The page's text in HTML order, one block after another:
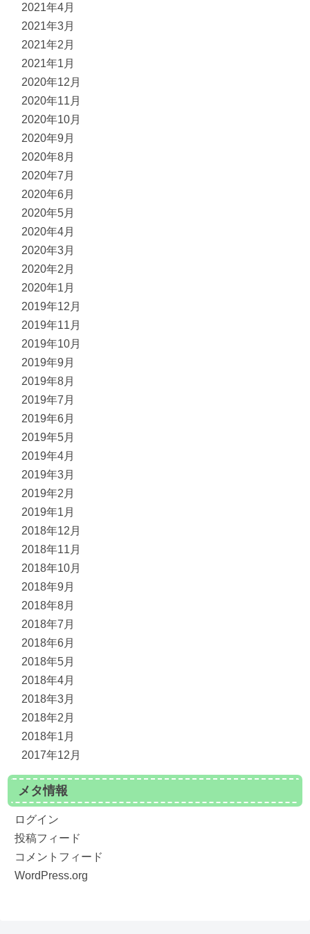
2021年4月
2021年3月
2021年2月
2021年1月
2020年12月
2020年11月
2020年10月
2020年9月
2020年8月
2020年7月
2020年6月
2020年5月
2020年4月
2020年3月
2020年2月
2020年1月
2019年12月
2019年11月
2019年10月
2019年9月
2019年8月
2019年7月
2019年6月
2019年5月
2019年4月
2019年3月
2019年2月
2019年1月
2018年12月
2018年11月
2018年10月
2018年9月
2018年8月
2018年7月
2018年6月
2018年5月
2018年4月
2018年3月
2018年2月
2018年1月
2017年12月
メタ情報
ログイン
投稿フィード
コメントフィード
WordPress.org